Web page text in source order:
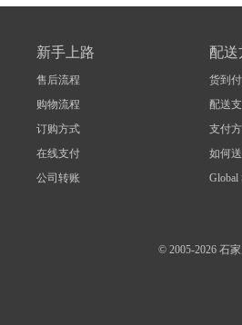
新手上路
售后流程
购物流程
订购方式
在线支付
公司转账
配送
货到
配送
支付
如何
Global
© 2005-2026 石